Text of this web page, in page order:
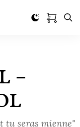
–
tu seras mienne"